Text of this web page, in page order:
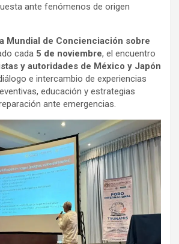
ante fenómenos de origen
Mundial de Concienciación sobre
cada 5 de noviembre, el encuentro
y autoridades de México y Japón
e intercambio de experiencias
educación y estrategias
ante emergencias.